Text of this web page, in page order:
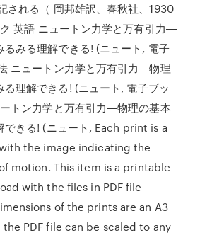
される（ 岡邦雄訳、春秋社、1930
英語 ニュートン力学と万有引力―
るみる理解できる! (ニュート, 電子
ニュートン力学と万有引力―物理
る理解できる! (ニュート, 電子ブッ
トン力学と万有引力―物理の基本
できる! (ニュート, Each print is a
the image indicating the
motion. This item is a printable
with the files in PDF file
of the prints are an A3
PDF file can be scaled to any